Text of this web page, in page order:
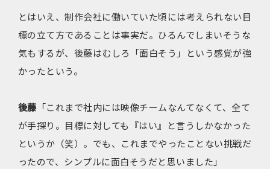
とはいえ、制作会社に働いていた頃には考えられない目
標の立て方であることは事実だ。ひるんでしまいそうな
気もするが、後藤はむしろ「面白そう」という感覚が強
かったという。
後藤「これまで社内には映像チームなんてなくて、全て
が手探り。目標に対しても『はい』と言うしかなかった
というか（笑）。でも、これまでやったことない挑戦だ
ったので、シンプルに面白そうだと思いました」